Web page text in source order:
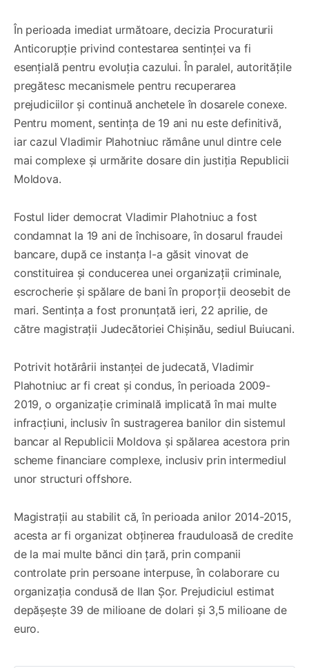
În perioada imediat următoare, decizia Procuraturii
Anticorupție privind contestarea sentinței va fi
esențială pentru evoluția cazului. În paralel, autoritățile
pregătesc mecanismele pentru recuperarea
prejudiciilor și continuă anchetele în dosarele conexe.
Pentru moment, sentința de 19 ani nu este definitivă,
iar cazul Vladimir Plahotniuc rămâne unul dintre cele
mai complexe și urmărite dosare din justiția Republicii
Moldova.
Fostul lider democrat Vladimir Plahotniuc a fost
condamnat la 19 ani de închisoare, în dosarul fraudei
bancare, după ce instanța l-a găsit vinovat de
constituirea și conducerea unei organizații criminale,
escrocherie și spălare de bani în proporții deosebit de
mari. Sentința a fost pronunțată ieri, 22 aprilie, de
către magistrații Judecătoriei Chișinău, sediul Buiucani.
Potrivit hotărârii instanței de judecată, Vladimir
Plahotniuc ar fi creat și condus, în perioada 2009-
2019, o organizație criminală implicată în mai multe
infracțiuni, inclusiv în sustragerea banilor din sistemul
bancar al Republicii Moldova și spălarea acestora prin
scheme financiare complexe, inclusiv prin intermediul
unor structuri offshore.
Magistrații au stabilit că, în perioada anilor 2014-2015,
acesta ar fi organizat obținerea frauduloasă de credite
de la mai multe bănci din țară, prin companii
controlate prin persoane interpuse, în colaborare cu
organizația condusă de Ilan Șor. Prejudiciul estimat
depășește 39 de milioane de dolari și 3,5 milioane de
euro.